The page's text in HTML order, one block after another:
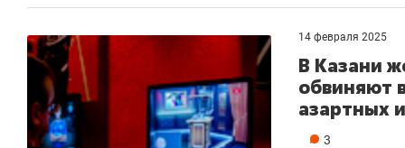
14 февраля 2025
В Казани
обвиняют
азартных
3